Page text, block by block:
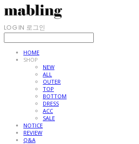
LOG IN 로그인
HOME
SHOP
NEW
ALL
OUTER
TOP
BOTTOM
DRESS
ACC
SALE
NOTICE
REVIEW
Q&A